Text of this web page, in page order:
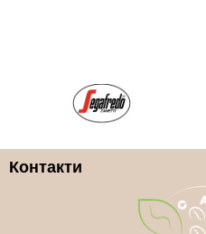
Cuore Nero Caffe
КАФЕ НА ЗЪРНА
Контакти